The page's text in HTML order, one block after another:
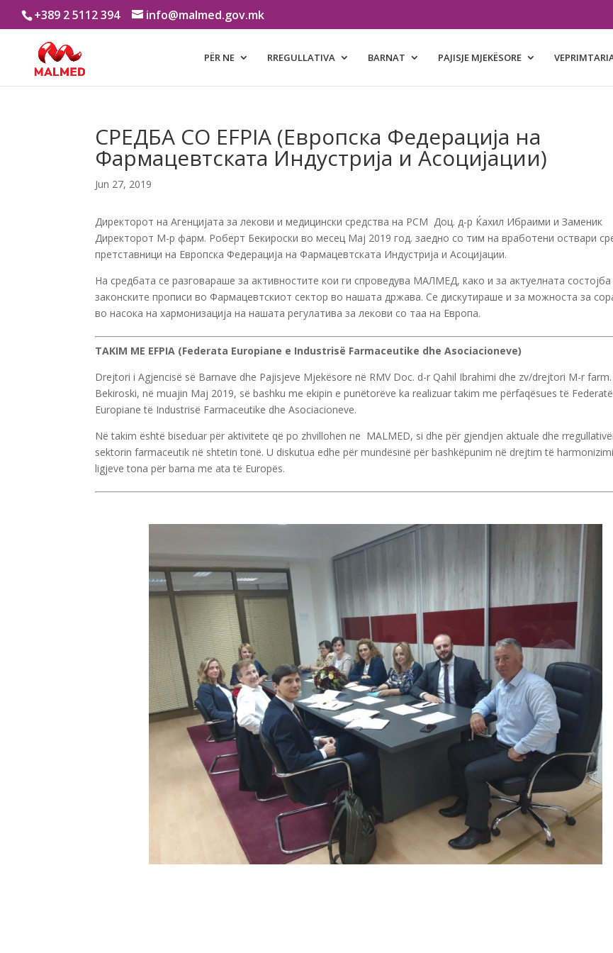
+389 2 5112 394 info@malmed.gov.mk
PËR NE RREGULLATIVA BARNAT PAJISJE MJEKËSORE
СРЕДБА СО EFPIA (Европска Федерација на
Фармацевтската Индустрија и Асоцијации)
Jun 27, 2019
Директорот на Агенцијата за лекови и медицински средства на РСМ Доц. д-р Ќахил Ибраими и Заменик
Директорот М-р фарм. Роберт Бекироски во месец Мај 2019 год. заедно со тим на вработени оствари
претставници на Европска Федерација на Фармацевтската Индустрија и Асоцијации.
На средбата се разговараше за активностите кои ги спроведува МАЛМЕД, како и за актуелната состојба
законските прописи во Фармацевтскиот сектор во нашата држава. Се дискутираше и за можноста за
во насока на хармонизација на нашата регулатива за лекови со таа на Европа.
TAKIM ME EFPIA (Federata Europiane e Industrisë Farmaceutike dhe Asociacioneve)
Drejtori i Agjencisë së Barnave dhe Pajisjeve Mjekësore në RMV Doc. d-r Qahil Ibrahimi dhe zv/drejtori M-r
Bekiroski, në muajin Maj 2019, së bashku me ekipin e punëtorëve ka realizuar takim me përfaqësues të
Europiane të Industrisë Farmaceutike dhe Asociacioneve.
Në takim është biseduar për aktivitete që po zhvillohen ne MALMED, si dhe për gjendjen aktuale dhe
sektorin farmaceutik në shtetin tonë. U diskutua edhe për mundësinë për bashkëpunim në drejtim të
ligjeve tona për barna me ata të Europës.